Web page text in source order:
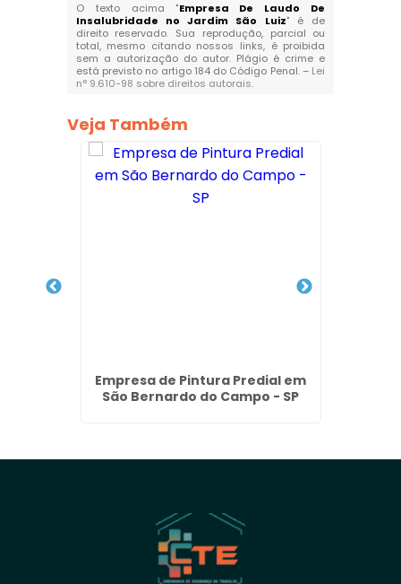
O texto acima "Empresa De Laudo De
Insalubridade no Jardim São Luiz" é de
direito reservado. Sua reprodução, parcial ou
total, mesmo citando nossos links, é proibida
sem a autorização do autor. Plágio é crime e
está previsto no artigo 184 do Código Penal. – Lei
n° 9.610-98 sobre direitos autorais.
Veja Também
Empresa de Pintura Predial em
São Bernardo do Campo - SP